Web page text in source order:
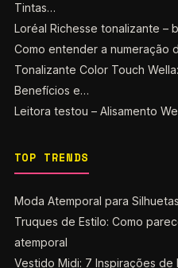
Tintas…
Loréal Richesse tonalizante –
Como entender a numeração
Tonalizante Color Touch
Benefícios e…
Leitora testou – Alisamento
TOP TRENDS
Moda Atemporal para
Truques de Estilo: Como
atemporal
Vestido Midi: 7 Inspirações de